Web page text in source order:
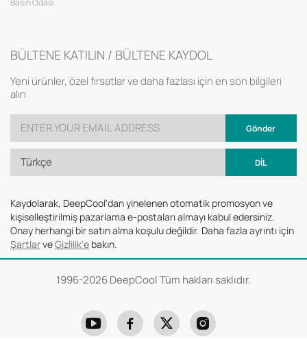
Basın Odası
BÜLTENE KATILIN / BÜLTENE KAYDOL
Yeni ürünler, özel fırsatlar ve daha fazlası için en son bilgileri
alın
Gönder
Türkçe DİL
Kaydolarak, DeepCool'dan yinelenen otomatik promosyon ve
kişiselleştirilmiş pazarlama e-postaları almayı kabul edersiniz.
Onay herhangi bir satın alma koşulu değildir. Daha fazla ayrıntı için
ŞartlarveGizlilik'e bakın.
1996-2026 DeepCool Tüm hakları saklıdır.